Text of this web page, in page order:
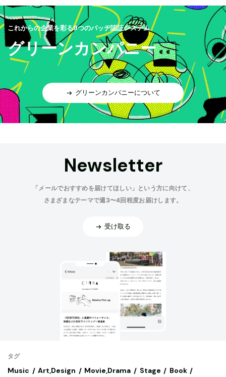
これからの企業を彩る9つのバッヂ認証システム
グリーンカンパニー
グリーンカンパニーについて
Newsletter
「メールでおすすめを届けてほしい」という方に向けて、
さまざまなテーマで週3〜4回程度お届けします。
受け取る
タグ
Music Art,Design Movie,Drama Stage
Book